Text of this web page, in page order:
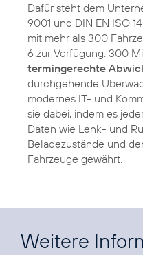
Dafür steht dem
9001 und DIN EN ISO
mit mehr als 300
6 zur Verfügung. 300
termingerechte
durchgehende
modernes IT- und
sie dabei, indem es
Daten wie Lenk- und
Beladezustände und
Fahrzeuge gewährt.
Weitere